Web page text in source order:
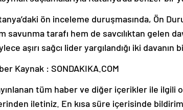
ön inceleme duruşmasında, Ön
savunma tarafı hem de savcılıktan gelen
aşırı sağcı lider yargılandığı iki
Kaynak : SONDAKIKA.COM
tüm haber ve diğer içerikler ile
iletiniz. En kısa süre içerisinde